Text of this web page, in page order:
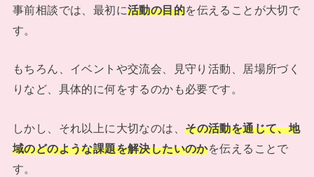
事前相談では、最初に活動の目的を伝えることが大切で
す。
もちろん、イベントや交流会、見守り活動、居場所づく
りなど、具体的に何をするのかも必要です。
しかし、それ以上に大切なのは、その活動を通じて、地
域のどのような課題を解決したいのかを伝えることで
す。